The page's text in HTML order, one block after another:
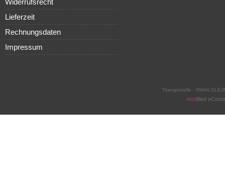
Widerrufsrecht
Lieferzeit
Rechnungsdaten
Impressum
Titangestelle - IWAN
modified